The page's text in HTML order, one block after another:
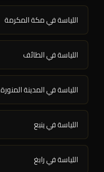
اللياسة في مكة المكرمة
اللياسة في الطائف
اللياسة في المدينة المنورة
اللياسة في ينبع
اللياسة في رابغ